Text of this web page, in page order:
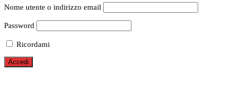
Nome utente o indirizzo email
Password
Ricordami